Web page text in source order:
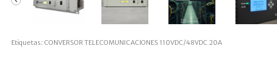
Etiquetas: CONVERSOR TELECOMUNICACIONES 110VDC/48VDC 20A